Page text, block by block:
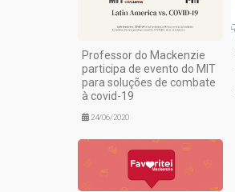
Professor do Mackenzie
participa de evento do MIT
para soluções de combate
à covid-19
24/06/2020